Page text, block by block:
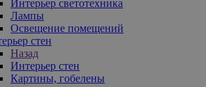
Интерьер светотехника
Лампы
Освещение помещений
стен
Назад
Интерьер стен
Картины, гобелены